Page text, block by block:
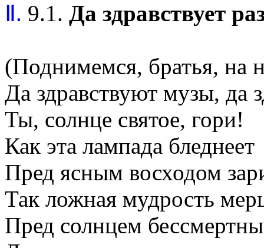
Ⅱ. 9.1. Да здравствует
(Поднимемся, братья, на
Да здравствуют музы, да
Ты, солнце святое, гори!
Как эта лампада бледнеет
Пред ясным восходом
Так ложная мудрость
Пред солнцем